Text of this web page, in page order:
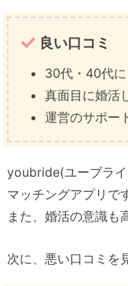
良い口コミ
30代・40代
真面目に婚活
運営のサポー
youbride(ユーブラ
マッチングアプリで
また、婚活の意識も
次に、悪い口コミを